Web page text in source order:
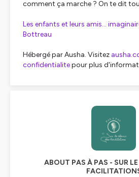
comment ça marche ? On te dit
Les enfants et leurs amis…
Bottreau
Hébergé par Ausha. Visitez
confidentialitepour plus
ABOUT PAS À PAS - SUR